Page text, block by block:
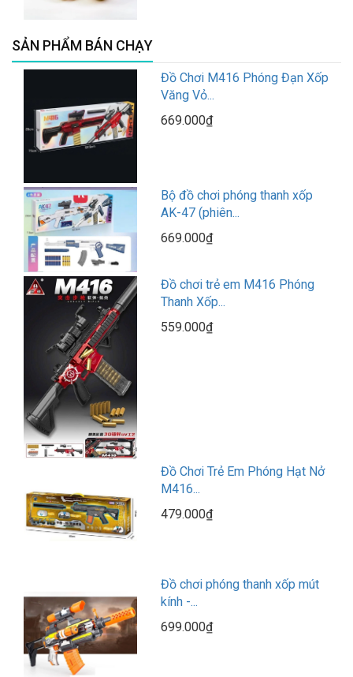
SẢN PHẨM BÁN CHẠY
Đồ Chơi M416 Phóng Đạn Xốp
Văng Vỏ...
669.000₫
Bộ đồ chơi phóng thanh xốp
AK-47 (phiên...
669.000₫
Đồ chơi trẻ em M416 Phóng
Thanh Xốp...
559.000₫
Đồ Chơi Trẻ Em Phóng Hạt Nở
M416...
479.000₫
Đồ chơi phóng thanh xốp mút
kính -...
699.000₫